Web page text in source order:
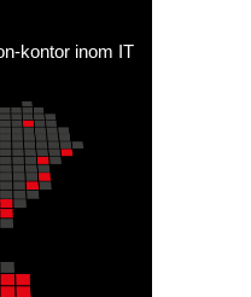
kontor inom IT